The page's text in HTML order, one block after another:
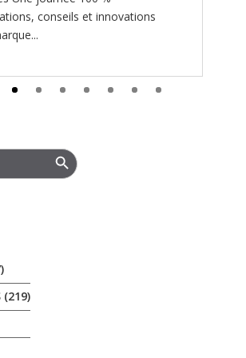
Search Button
𝐝𝐞 𝐫𝐞𝐦𝐢𝐬𝐞 cet été sur les …
2026